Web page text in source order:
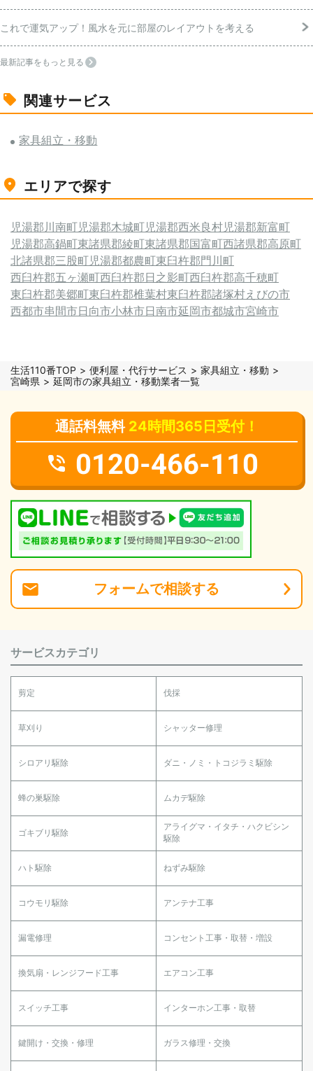
これで運気アップ！風水を元に部屋のレイアウトを考える
最新記事をもっと見る
関連サービス
家具組立・移動
エリアで探す
児湯郡川南町児湯郡木城町児湯郡西米良村児湯郡新富町
児湯郡高鍋町東諸県郡綾町東諸県郡国富町西諸県郡高原町
北諸県郡三股町児湯郡都農町東臼杵郡門川町
西臼杵郡五ヶ瀬町西臼杵郡日之影町西臼杵郡高千穂町
東臼杵郡美郷町東臼杵郡椎葉村東臼杵郡諸塚村えびの市
西都市串間市日向市小林市日南市延岡市都城市宮崎市
生活110番TOP 便利屋・代行サービス
家具組立・移動
宮崎県
延岡市の家具組立・移動業者一覧
通話料無料 24時間365日受付！
0120-466-110
フォームで相談する
サービスカテゴリ
剪定 伐採
草刈り シャッター修理
シロアリ駆除 ダニ・ノミ・トコジラミ駆除
蜂の巣駆除 ムカデ駆除
ゴキブリ駆除
アライグマ・イタチ・ハクビシン
駆除
ハト駆除 ねずみ駆除
コウモリ駆除 アンテナ工事
漏電修理 コンセント工事・取替・増設
換気扇・レンジフード工事 エアコン工事
スイッチ工事 インターホン工事・取替
鍵開け・交換・修理 ガラス修理・交換